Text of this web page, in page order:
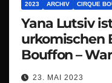
2023 ARCHIV CIRQUE
Yana Lutsiv
urkomischen
Bouffon –
Publikum so
23. MAI 2023